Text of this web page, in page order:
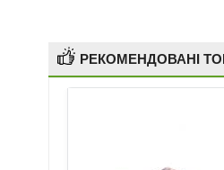
РЕКОМЕНДОВАНІ